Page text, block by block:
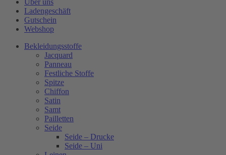
Über uns
Ladengeschäft
Gutschein
Webshop
Bekleidungsstoffe
Jacquard
Panneau
Festliche Stoffe
Spitze
Chiffon
Satin
Samt
Pailletten
Seide
Seide – Drucke
Seide – Uni